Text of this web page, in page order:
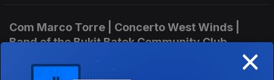
Com Marco Torre | Concerto West Winds |
Band of the Bukit Batok Community Club -
17 mai. 2026 ×